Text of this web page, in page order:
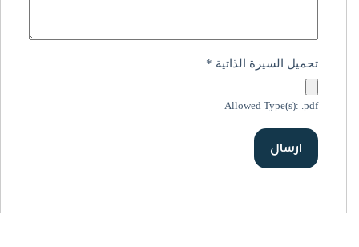
تحميل السيرة الذاتية *
Allowed Type(s): .pdf